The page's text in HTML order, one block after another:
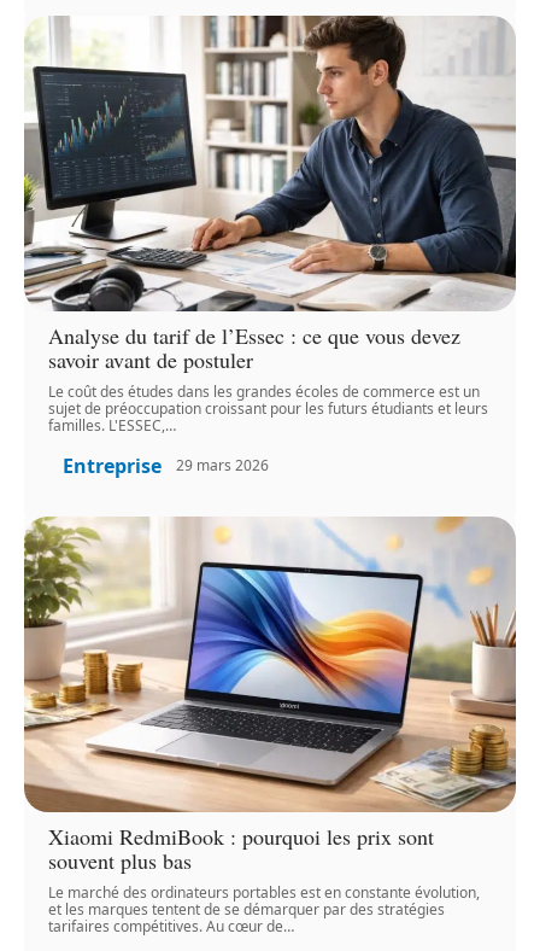
Analyse du tarif de l’Essec : ce que vous devez
savoir avant de postuler
Le coût des études dans les grandes écoles de commerce est un
sujet de préoccupation croissant pour les futurs étudiants et leurs
familles. L'ESSEC,…
Entreprise 29 mars 2026
Xiaomi RedmiBook : pourquoi les prix sont
souvent plus bas
Le marché des ordinateurs portables est en constante évolution,
et les marques tentent de se démarquer par des stratégies
tarifaires compétitives. Au cœur de…